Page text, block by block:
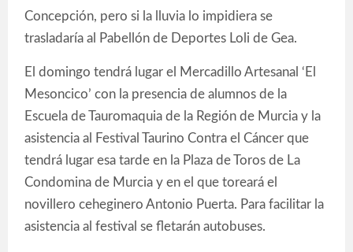
Concepción, pero si la lluvia lo impidiera se
trasladaría al Pabellón de Deportes Loli de Gea.
El domingo tendrá lugar el Mercadillo Artesanal ‘El
Mesoncico’ con la presencia de alumnos de la
Escuela de Tauromaquia de la Región de Murcia y la
asistencia al Festival Taurino Contra el Cáncer que
tendrá lugar esa tarde en la Plaza de Toros de La
Condomina de Murcia y en el que toreará el
novillero ceheginero Antonio Puerta. Para facilitar la
asistencia al festival se fletarán autobuses.